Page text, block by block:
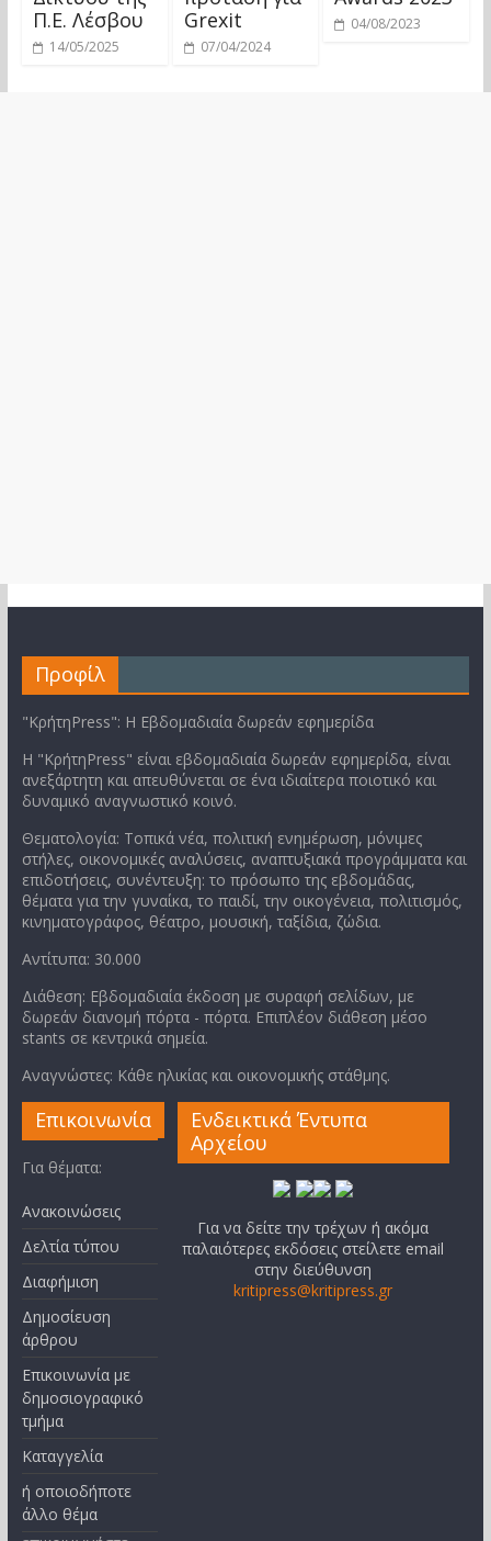
Π.Ε. Λέσβου
14/05/2025
Grexit
07/04/2024
04/08/2023
Προφίλ
"ΚρήτηPress": Η Εβδομαδιαία δωρεάν εφημερίδα
Η "ΚρήτηPress" είναι εβδομαδιαία δωρεάν εφημερίδα, είναι
ανεξάρτητη και απευθύνεται σε ένα ιδιαίτερα ποιοτικό και
δυναμικό αναγνωστικό κοινό.
Θεματολογία: Τοπικά νέα, πολιτική ενημέρωση, μόνιμες
στήλες, οικονομικές αναλύσεις, αναπτυξιακά προγράμματα και
επιδοτήσεις, συνέντευξη: το πρόσωπο της εβδομάδας,
θέματα για την γυναίκα, το παιδί, την οικογένεια, πολιτισμός,
κινηματογράφος, θέατρο, μουσική, ταξίδια, ζώδια.
Αντίτυπα: 30.000
Διάθεση: Εβδομαδιαία έκδοση με συραφή σελίδων, με
δωρεάν διανομή πόρτα - πόρτα. Επιπλέον διάθεση μέσο
stants σε κεντρικά σημεία.
Αναγνώστες: Κάθε ηλικίας και οικονομικής στάθμης.
Επικοινωνία
Για θέματα:
Ανακοινώσεις
Δελτία τύπου
Διαφήμιση
Δημοσίευση
άρθρου
Επικοινωνία με
δημοσιογραφικό
τμήμα
Καταγγελία
ή οποιοδήποτε
άλλο θέμα
Ενδεικτικά Έντυπα
Αρχείου
Για να δείτε την τρέχων ή ακόμα
παλαιότερες εκδόσεις στείλετε email
στην διεύθυνση
kritipress@kritipress.gr